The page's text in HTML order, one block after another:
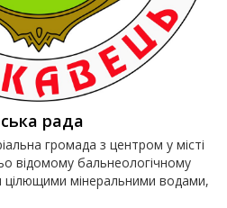
рада
громада з центром у місті
відомому бальнеологічному
цілющими мінеральними водами,